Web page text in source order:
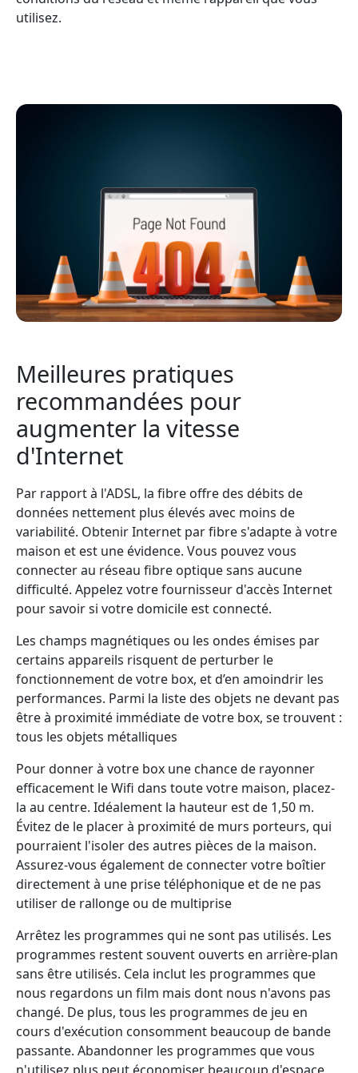
utilisez.
Meilleures pratiques
recommandées pour
augmenter la vitesse
d'Internet
Par rapport à l'ADSL, la fibre offre des débits de
données nettement plus élevés avec moins de
variabilité. Obtenir Internet par fibre s'adapte à votre
maison et est une évidence. Vous pouvez vous
connecter au réseau fibre optique sans aucune
difficulté. Appelez votre fournisseur d'accès Internet
pour savoir si votre domicile est connecté.
Les champs magnétiques ou les ondes émises par
certains appareils risquent de perturber le
fonctionnement de votre box, et d’en amoindrir les
performances. Parmi la liste des objets ne devant pas
être à proximité immédiate de votre box, se trouvent :
tous les objets métalliques
Pour donner à votre box une chance de rayonner
efficacement le Wifi dans toute votre maison, placez-
la au centre. Idéalement la hauteur est de 1,50 m.
Évitez de le placer à proximité de murs porteurs, qui
pourraient l'isoler des autres pièces de la maison.
Assurez-vous également de connecter votre boîtier
directement à une prise téléphonique et de ne pas
utiliser de rallonge ou de multiprise
Arrêtez les programmes qui ne sont pas utilisés. Les
programmes restent souvent ouverts en arrière-plan
sans être utilisés. Cela inclut les programmes que
nous regardons un film mais dont nous n'avons pas
changé. De plus, tous les programmes de jeu en
cours d'exécution consomment beaucoup de bande
passante. Abandonner les programmes que vous